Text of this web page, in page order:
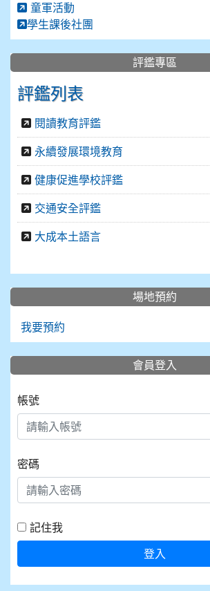
童軍活動
學生課後社團
評鑑專區
評鑑列表
閱讀教育評鑑
永續發展環境教育
健康促進學校評鑑
交通安全評鑑
大成本土語言
場地預約
我要預約
會員登入
帳號
密碼
記住我
登入